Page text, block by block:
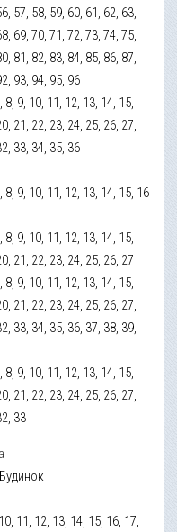
57, 58, 59, 60, 61, 62, 63,
69, 70, 71, 72, 73, 74, 75,
81, 82, 83, 84, 85, 86, 87,
93, 94, 95, 96
8, 9, 10, 11, 12, 13, 14, 15,
21, 22, 23, 24, 25, 26, 27,
33, 34, 35, 36
8, 9, 10, 11, 12, 13, 14, 15, 16
8, 9, 10, 11, 12, 13, 14, 15,
21, 22, 23, 24, 25, 26, 27
8, 9, 10, 11, 12, 13, 14, 15,
21, 22, 23, 24, 25, 26, 27,
33, 34, 35, 36, 37, 38, 39,
8, 9, 10, 11, 12, 13, 14, 15,
21, 22, 23, 24, 25, 26, 27,
33
Будинок
11, 12, 13, 14, 15, 16, 17,